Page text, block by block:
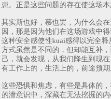
患。正是这些问题的存在使这场
其实斯也好，慕也罢，为什么会
因，那是因为他们在这场游戏中
这种安全感使性kuai感得以完全
方式虽然是不同的，但却能互补
己，就会发现，从我们降生到现
有工作上的，生活上的，前途预期
这些恐惧和焦虑，有些是具体的
的潜意识中，深藏在无法挖掘的